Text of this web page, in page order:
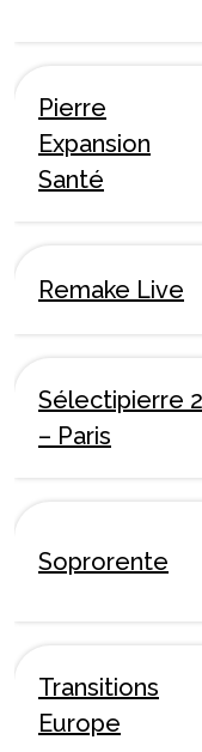
Pierre
Expansion
Santé
Remake Live
Sélectipierre 2
– Paris
Soprorente
Transitions
Europe